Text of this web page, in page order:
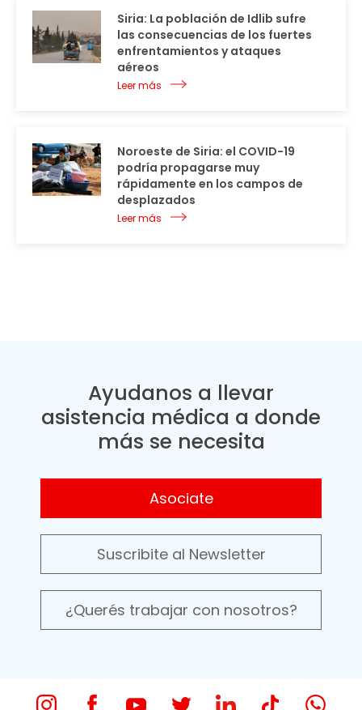
Siria: La población de Idlib sufre
las consecuencias de los fuertes
enfrentamientos y ataques
aéreos
Leer más
Noroeste de Siria: el COVID-19
podría propagarse muy
rápidamente en los campos de
desplazados
Leer más
Ayudanos a llevar
asistencia médica a donde
más se necesita
Asociate
Suscribite al Newsletter
¿Querés trabajar con nosotros?